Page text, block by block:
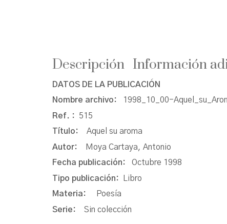
Descripción Información
DATOS DE LA PUBLICACIÓN
Nombre archivo:
1998_10_00-
Ref. : 515
Título: Aquel su aroma
Autor:
Moya Cartaya, Antonio
Fecha publicación: Octubre 1998
Tipo publicación:
Libro
Materia:
Poesía
Serie: Sin colección